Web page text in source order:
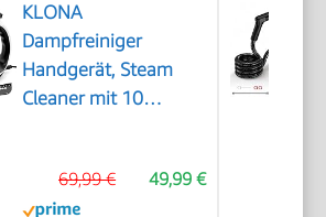
KLONA
Dampfreiniger
Handgerät, Steam
Cleaner mit 10
49,99 €
69,99 €